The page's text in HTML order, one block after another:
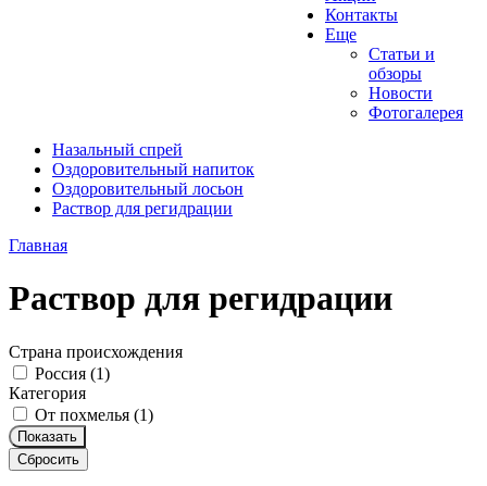
Контакты
Еще
Cтатьи и
обзоры
Новости
Фотогалерея
Назальный спрей
Оздоровительный напиток
Оздоровительный лосьон
Раствор для регидрации
Главная
Раствор для регидрации
Страна происхождения
Россия (1)
Категория
От похмелья (1)
Показать
Сбросить